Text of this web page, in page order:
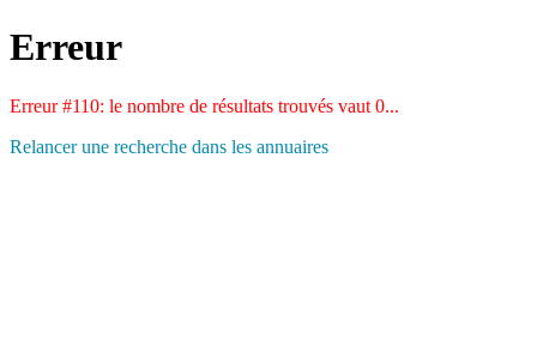
Erreur
Erreur #110: le nombre de résultats trouvés vaut 0...
Relancer une recherche dans les annuaires